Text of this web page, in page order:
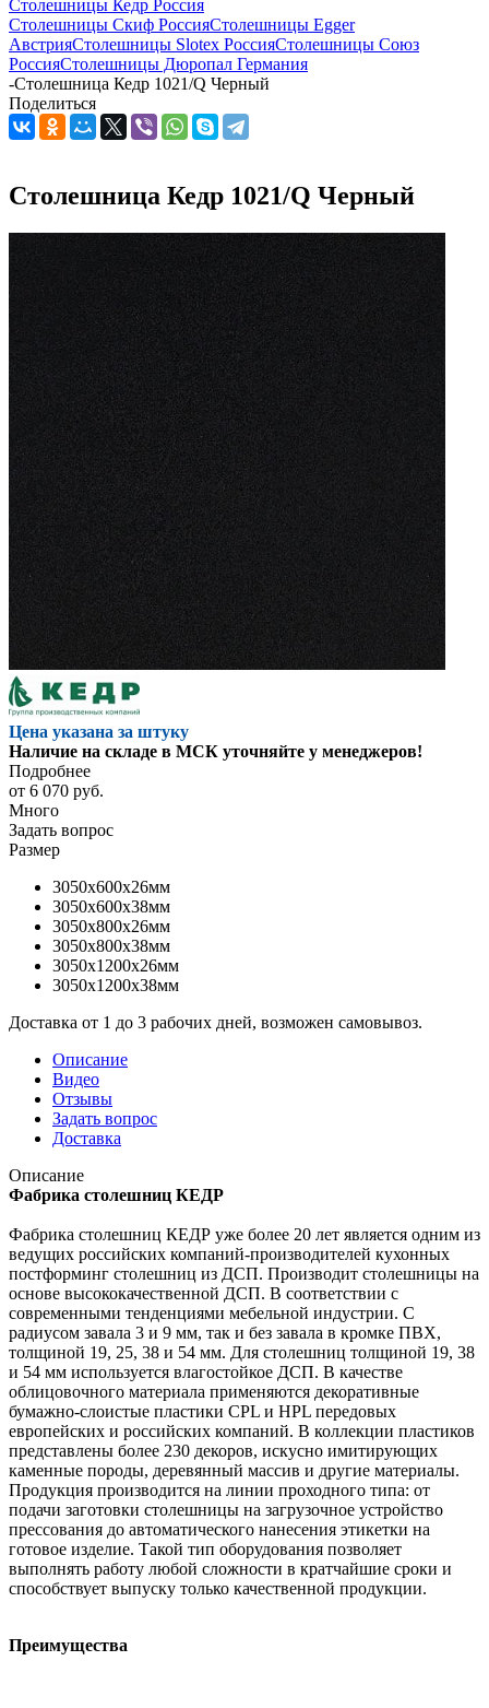
Столешницы Кедр Россия
Столешницы Скиф РоссияСтолешницы Egger
АвстрияСтолешницы Slotex РоссияСтолешницы Союз
РоссияСтолешницы Дюропал Германия
-Столешница Кедр 1021/Q Черный
Поделиться
Столешница Кедр 1021/Q Черный
Цена указана за штуку
Наличие на складе в МСК уточняйте у менеджеров!
Подробнее
от 6 070 руб.
Много
Задать вопрос
Размер
3050x600x26мм
3050x600x38мм
3050x800x26мм
3050x800x38мм
3050x1200x26мм
3050x1200x38мм
Доставка от 1 до 3 рабочих дней, возможен самовывоз.
Описание
Видео
Отзывы
Задать вопрос
Доставка
Описание
Фабрика столешниц КЕДР
Фабрика столешниц КЕДР уже более 20 лет является одним из
ведущих российских компаний-производителей кухонных
постформинг столешниц из ДСП. Производит столешницы на
основе высококачественной ДСП. В соответствии с
современными тенденциями мебельной индустрии. С
радиусом завала 3 и 9 мм, так и без завала в кромке ПВХ,
толщиной 19, 25, 38 и 54 мм. Для столешниц толщиной 19, 38
и 54 мм используется влагостойкое ДСП. В качестве
облицовочного материала применяются декоративные
бумажно-слоистые пластики CPL и HPL передовых
европейских и российских компаний. В коллекции пластиков
представлены более 230 декоров, искусно имитирующих
каменные породы, деревянный массив и другие материалы.
Продукция производится на линии проходного типа: от
подачи заготовки столешницы на загрузочное устройство
прессования до автоматического нанесения этикетки на
готовое изделие. Такой тип оборудования позволяет
выполнять работу любой сложности в кратчайшие сроки и
способствует выпуску только качественной продукции.
Преимущества